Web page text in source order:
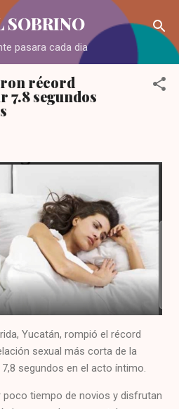
main content
SOBRINO
pasara cada dia
récord
7.8 segundos
Yucatán, rompió el récord
sexual más corta de la
segundos en el acto íntimo.
poco tiempo de novios y disfrutan